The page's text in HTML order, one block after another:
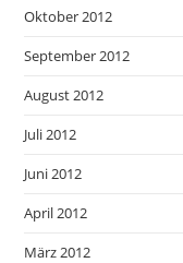
Oktober 2012
September 2012
August 2012
Juli 2012
Juni 2012
April 2012
März 2012